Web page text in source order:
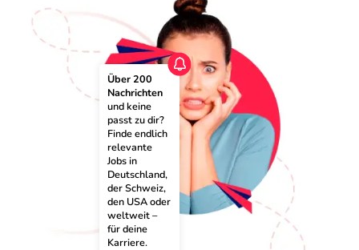
Über 200
Nachrichten
und keine
passt zu dir?
Finde endlich
relevante
Jobs in
Deutschland,
der Schweiz,
den USA oder
weltweit –
für deine
Karriere.